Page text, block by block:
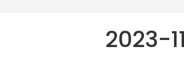
2023-